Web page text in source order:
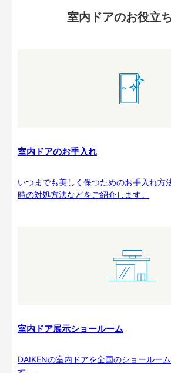
室内ドアのお役立
室内ドアのお手入れ
いつまでも美しく保つためのお手入れ方
時の対処方法などをご紹介します。
室内ドア展示ショールーム
DAIKENの室内ドアを全国のショールー